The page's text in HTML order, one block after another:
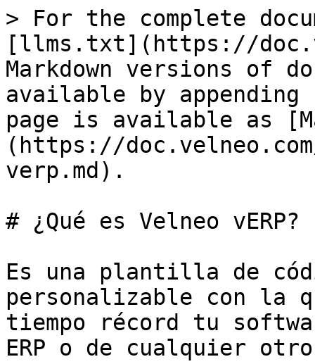
> For the complete
[llms.txt](https://
Markdown versions of
available by
page is available as
(https://
verp.md).
# ¿Qué es Velneo vERP?
Es una plantilla de
personalizable con la
tiempo récord tu
ERP o de cualquier